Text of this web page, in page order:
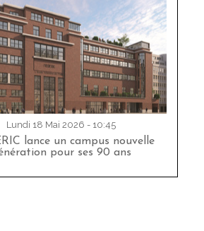
Lundi 18 Mai 2026 - 10:45
lance un campus nouvelle
pour ses 90 ans